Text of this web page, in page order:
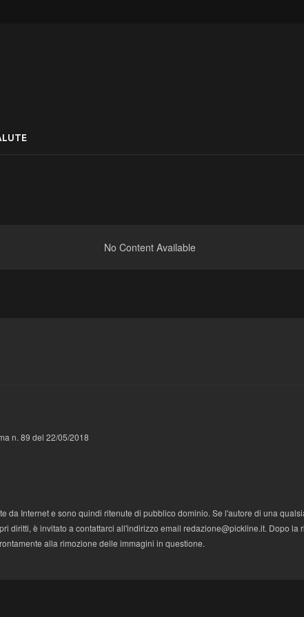
No Content Available
n. 89 del 22/05/2018
da Internet e sono quindi ritenute di pubblico dominio. Se l'autore di una
diritti, è invitato a contattarci all'indirizzo email redazione@pickline.it. Dopo la
alla rimozione delle immagini in questione.